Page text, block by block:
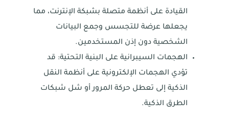
القيادة على أنظمة متصلة بشبكة الإنترنت، مما
يجعلها عرضة للتجسس وجمع البيانات
الشخصية دون إذن المستخدمين.
الهجمات السيبرانية على البنية التحتية: قد
تؤدي الهجمات الإلكترونية على أنظمة النقل
الذكية إلى تعطل حركة المرور أو شل شبكات
الطرق الذكية.